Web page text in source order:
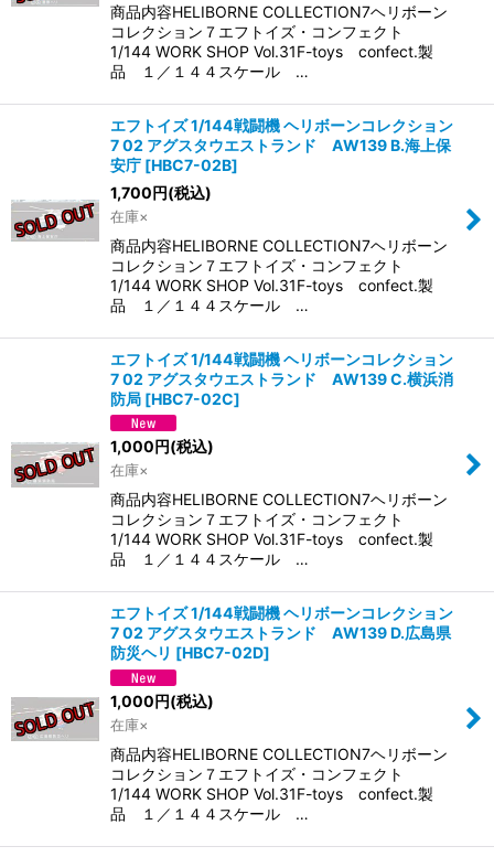
商品内容HELIBORNE COLLECTION7ヘリボーン
コレクション７エフトイズ・コンフェクト
1/144 WORK SHOP Vol.31F-toys confect.製
品 １／１４４スケール …
エフトイズ 1/144戦闘機 ヘリボーンコレクション
7 02 アグスタウエストランド AW139 B.海上保
安庁 [HBC7-02B]
1,700円(税込)
在庫×
商品内容HELIBORNE COLLECTION7ヘリボーン
コレクション７エフトイズ・コンフェクト
1/144 WORK SHOP Vol.31F-toys confect.製
品 １／１４４スケール …
エフトイズ 1/144戦闘機 ヘリボーンコレクション
7 02 アグスタウエストランド AW139 C.横浜消
防局 [HBC7-02C]
1,000円(税込)
在庫×
商品内容HELIBORNE COLLECTION7ヘリボーン
コレクション７エフトイズ・コンフェクト
1/144 WORK SHOP Vol.31F-toys confect.製
品 １／１４４スケール …
エフトイズ 1/144戦闘機 ヘリボーンコレクション
7 02 アグスタウエストランド AW139 D.広島県
防災ヘリ [HBC7-02D]
1,000円(税込)
在庫×
商品内容HELIBORNE COLLECTION7ヘリボーン
コレクション７エフトイズ・コンフェクト
1/144 WORK SHOP Vol.31F-toys confect.製
品 １／１４４スケール …